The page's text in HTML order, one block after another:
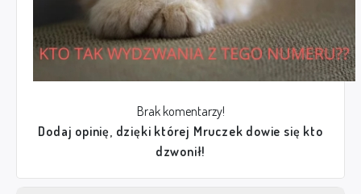
Brak komentarzy!
Dodaj opinię, dzięki której Mruczek dowie się kto
dzwonił!